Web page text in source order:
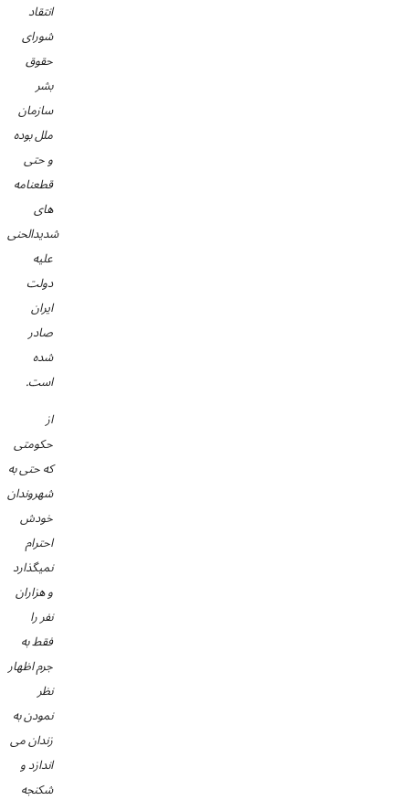
انتقاد
شورای
حقوق
بشر
سازمان
ملل بوده
و حتی
قطعنامه
های
شدیدالحنی
علیه
دولت
ایران
صادر
شده
است.
از
حکومتی
که حتی به
شهروندان
خودش
احترام
نمیگذارد
و هزاران
نفر را
فقط به
جرم اظهار
نظر
نمودن به
زندان می
اندازد و
شکنجه